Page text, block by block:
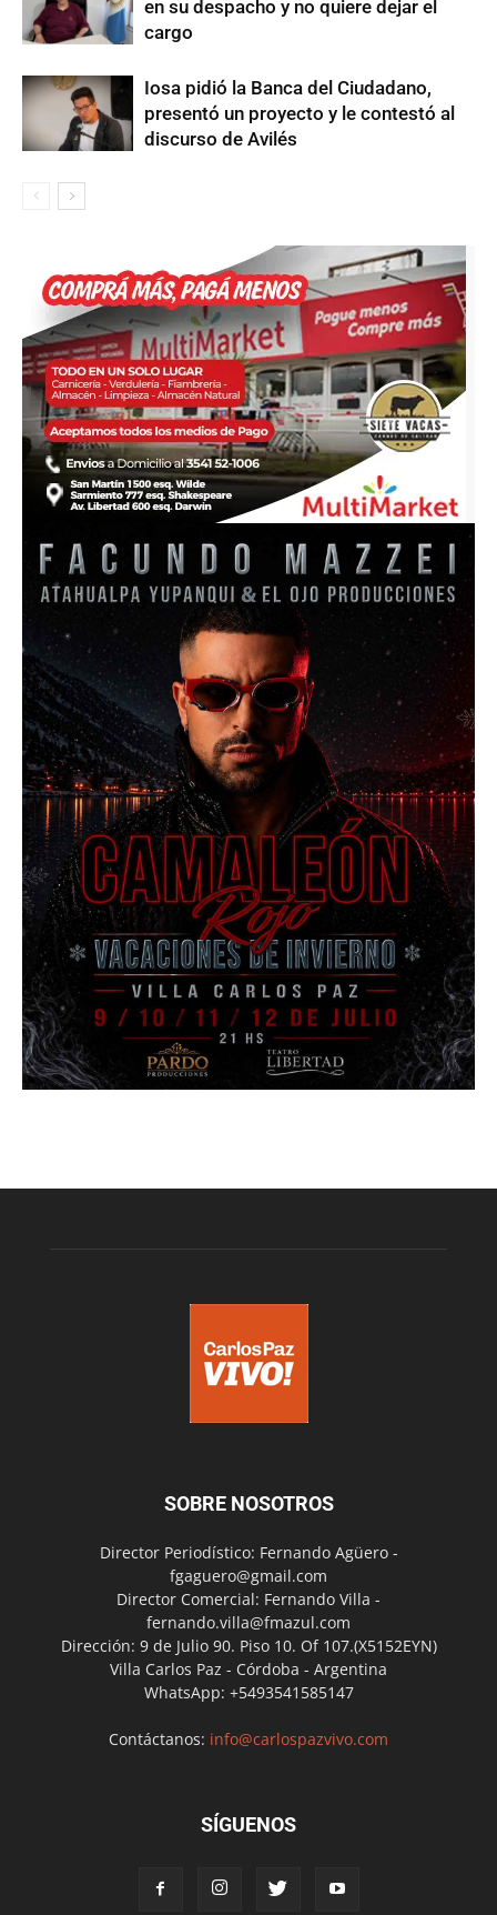
en su despacho y no quiere dejar el
cargo
Iosa pidió la Banca del Ciudadano,
presentó un proyecto y le contestó al
discurso de Avilés
SOBRE NOSOTROS
Director Periodístico: Fernando Agüero -
fgaguero@gmail.com
Director Comercial: Fernando Villa -
fernando.villa@fmazul.com
Dirección: 9 de Julio 90. Piso 10. Of 107.(X5152EYN)
Villa Carlos Paz - Córdoba - Argentina
WhatsApp: +5493541585147
Contáctanos: info@carlospazvivo.com
SÍGUENOS